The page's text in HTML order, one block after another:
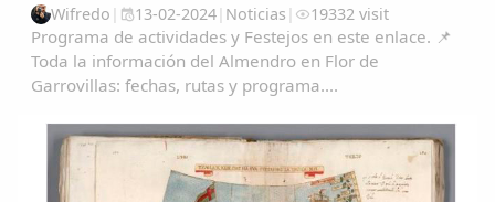
Wifredo | 13-02-2024| Noticias | 19332 visit
Programa de actividades y Festejos en este enlace. 📌
Toda la información del Almendro en Flor de
Garrovillas: fechas, rutas y programa....